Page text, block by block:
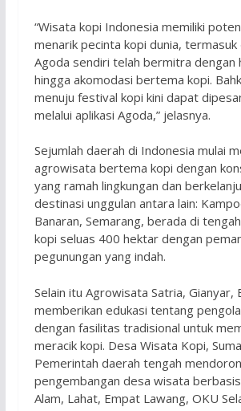
“Wisata kopi Indonesia memiliki
menarik pecinta kopi dunia, termasuk
Agoda sendiri telah bermitra
hingga akomodasi bertema kopi.
menuju festival kopi kini dapat
melalui aplikasi Agoda,” jelasnya.
Sejumlah daerah di Indonesia mulai
agrowisata bertema kopi dengan
yang ramah lingkungan dan
destinasi unggulan antara lain:
Banaran, Semarang, berada di
kopi seluas 400 hektar dengan
pegunungan yang indah.
Selain itu Agrowisata Satria, Gianyar,
memberikan edukasi tentang
dengan fasilitas tradisional untuk
meracik kopi. Desa Wisata Kopi,
Pemerintah daerah tengah
pengembangan desa wisata
Alam, Lahat, Empat Lawang, OKU